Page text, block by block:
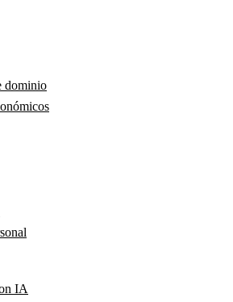
dominio
IA